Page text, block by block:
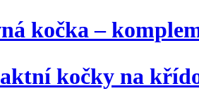
kočka –
kočky na